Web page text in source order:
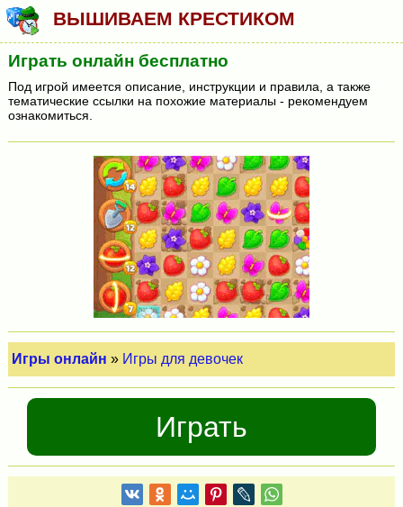
ВЫШИВАЕМ КРЕСТИКОМ
Играть онлайн бесплатно
Под игрой имеется описание, инструкции и правила, а также
тематические ссылки на похожие материалы - рекомендуем
ознакомиться.
Игры онлайн » Игры для девочек
Играть